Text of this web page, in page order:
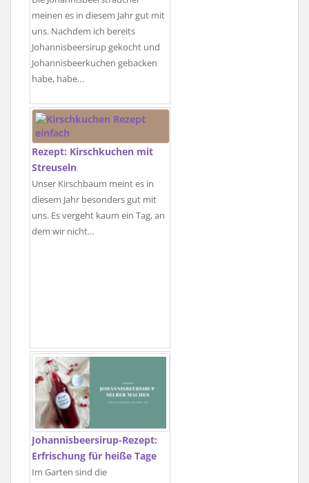
meinen es in diesem Jahr gut mit
uns. Nachdem ich bereits
Johannisbeersirup gekocht und
Johannisbeerkuchen gebacken
habe, habe…
Rezept: Kirschkuchen mit
Streuseln
Unser Kirschbaum meint es in
diesem Jahr besonders gut mit
uns. Es vergeht kaum ein Tag, an
dem wir nicht…
Johannisbeersirup-Rezept:
Erfrischung für heiße Tage
Im Garten sind die